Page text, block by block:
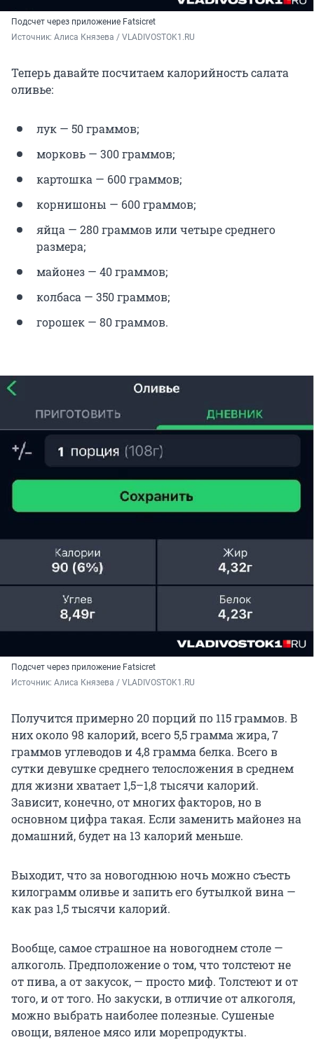
Подсчет через приложение Fatsicret
Источник: Алиса Князева / VLADIVOSTOK1.RU
Теперь давайте посчитаем калорийность салата
оливье:
лук — 50 граммов;
морковь — 300 граммов;
картошка — 600 граммов;
корнишоны — 600 граммов;
яйца — 280 граммов или четыре среднего
размера;
майонез — 40 граммов;
колбаса — 350 граммов;
горошек — 80 граммов.
Подсчет через приложение Fatsicret
Источник: Алиса Князева / VLADIVOSTOK1.RU
Получится примерно 20 порций по 115 граммов. В
них около 98 калорий, всего 5,5 грамма жира, 7
граммов углеводов и 4,8 грамма белка. Всего в
сутки девушке среднего телосложения в среднем
для жизни хватает 1,5–1,8 тысячи калорий.
Зависит, конечно, от многих факторов, но в
основном цифра такая. Если заменить майонез на
домашний, будет на 13 калорий меньше.
Выходит, что за новогоднюю ночь можно съесть
килограмм оливье и запить его бутылкой вина —
как раз 1,5 тысячи калорий.
Вообще, самое страшное на новогоднем столе —
алкоголь. Предположение о том, что толстеют не
от пива, а от закусок, — просто миф. Толстеют и от
того, и от того. Но закуски, в отличие от алкоголя,
можно выбрать наиболее полезные. Сушеные
овощи, вяленое мясо или морепродукты.